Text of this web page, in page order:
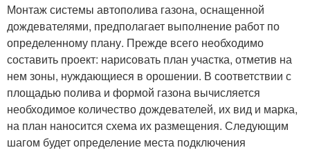
Монтаж системы автополива газона, оснащенной
дождевателями, предполагает выполнение работ по
определенному плану. Прежде всего необходимо
составить проект: нарисовать план участка, отметив на
нем зоны, нуждающиеся в орошении. В соответствии с
площадью полива и формой газона вычисляется
необходимое количество дождевателей, их вид и марка,
на план наносится схема их размещения. Следующим
шагом будет определение места подключения